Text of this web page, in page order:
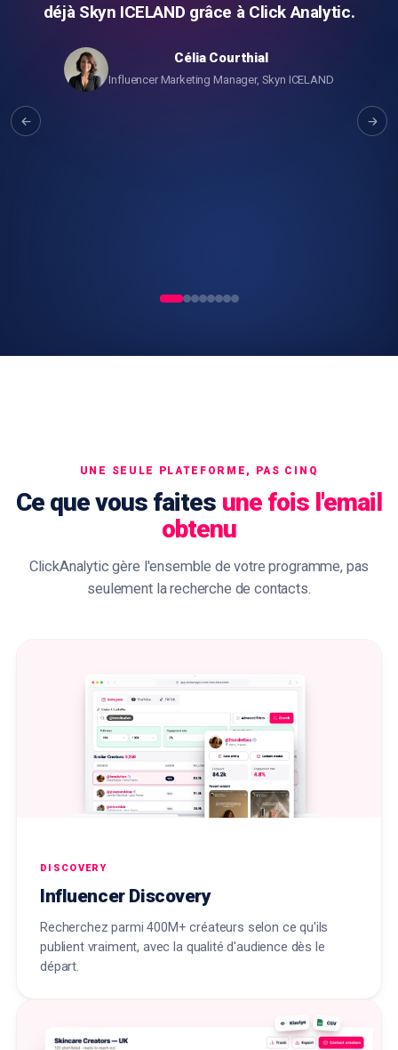
déjà Skyn ICELAND grâce à Click Analytic.
Célia Courthial
Influencer Marketing Manager, Skyn ICELAND
UNE SEULE PLATEFORME, PAS CINQ
Ce que vous faites une fois l'email
obtenu
ClickAnalytic gère l'ensemble de votre programme, pas
seulement la recherche de contacts.
DISCOVERY
Influencer Discovery
Recherchez parmi 400M+ créateurs selon ce qu'ils
publient vraiment, avec la qualité d'audience dès le
départ.